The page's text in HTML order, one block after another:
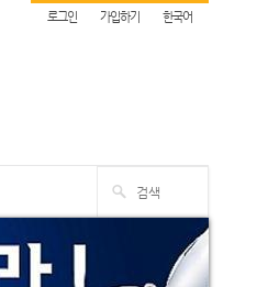
로그인 가입하기 한국어